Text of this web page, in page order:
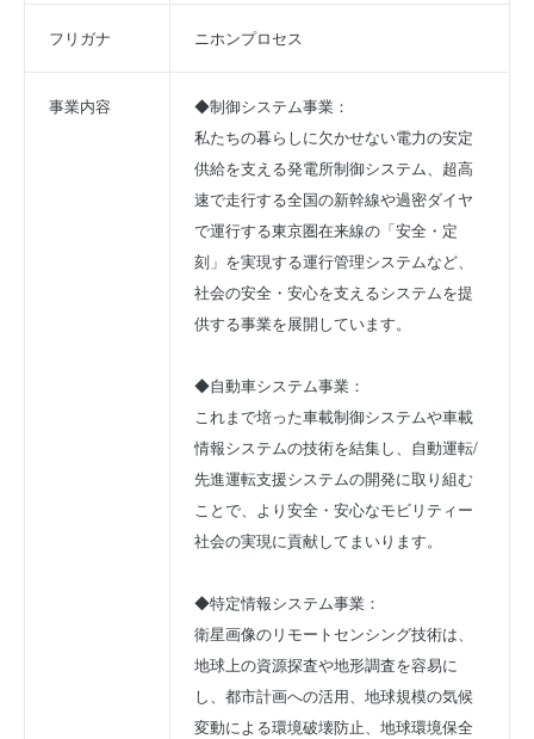
フリガナ ニホンプロセス
事業内容
◆制御システム事業：
私たちの暮らしに欠かせない電力の安定
供給を支える発電所制御システム、超高
速で走行する全国の新幹線や過密ダイヤ
で運行する東京圏在来線の「安全・定
刻」を実現する運行管理システムなど、
社会の安全・安心を支えるシステムを提
供する事業を展開しています。
◆自動車システム事業：
これまで培った車載制御システムや車載
情報システムの技術を結集し、自動運転/
先進運転支援システムの開発に取り組む
ことで、より安全・安心なモビリティー
社会の実現に貢献してまいります。
◆特定情報システム事業：
衛星画像のリモートセンシング技術は、
地球上の資源探査や地形調査を容易に
し、都市計画への活用、地球規模の気候
変動による環境破壊防止、地球環境保全